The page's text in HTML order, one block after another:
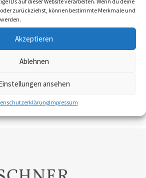
zurückziehst, können bestimmte Merkmale und
Akzeptieren
Ablehnen
ansehen
Impressum
der Nutzung von Informationen
Gesetzen bleiben hiervon unberührt.
ist jedoch erst ab dem
einer konkreten Rechtsverletzung
von entsprechenden